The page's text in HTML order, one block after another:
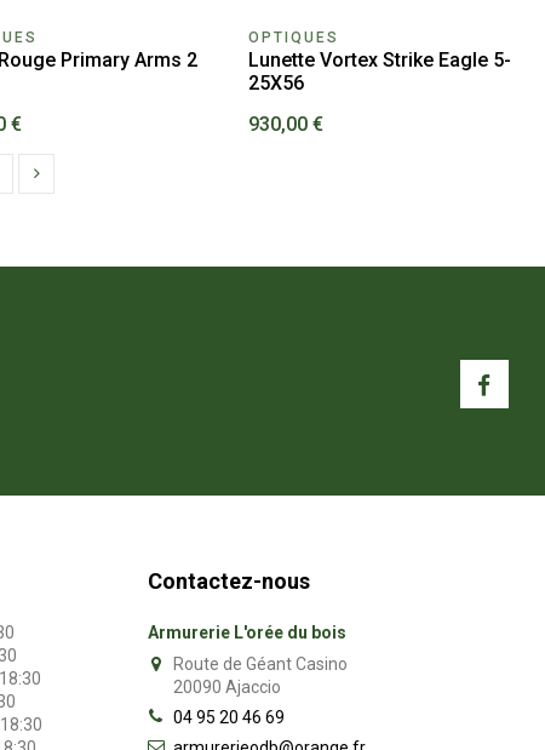
Primary Arms 2
€
OPTIQUES
Lunette Vortex Strike Eagle 5-
25X56
930,00 €
Contactez-nous
Armurerie L'orée du bois
Route de Géant Casino
20090 Ajaccio
04 95 20 46 69